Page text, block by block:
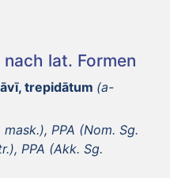
lat. Formen
trepidātum (a-
mask.), PPA (Nom. Sg.
PPA (Akk. Sg.